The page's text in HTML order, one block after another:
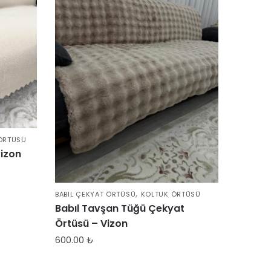
BABIL ÇEKYAT ÖRTÜSÜ, KOLTUK ÖRTÜSÜ
Babıl Tavşan Tüğü Çekyat
Örtüsü – Vizon
600.00 ₺